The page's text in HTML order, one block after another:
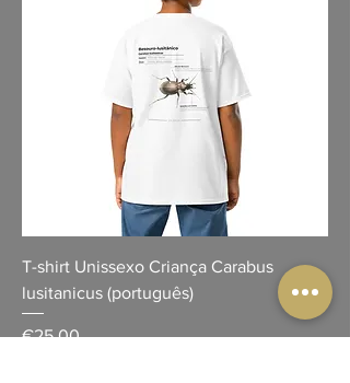
T-shirt Unissexo Criança Carabus
lusitanicus (português)
Price
€25.00